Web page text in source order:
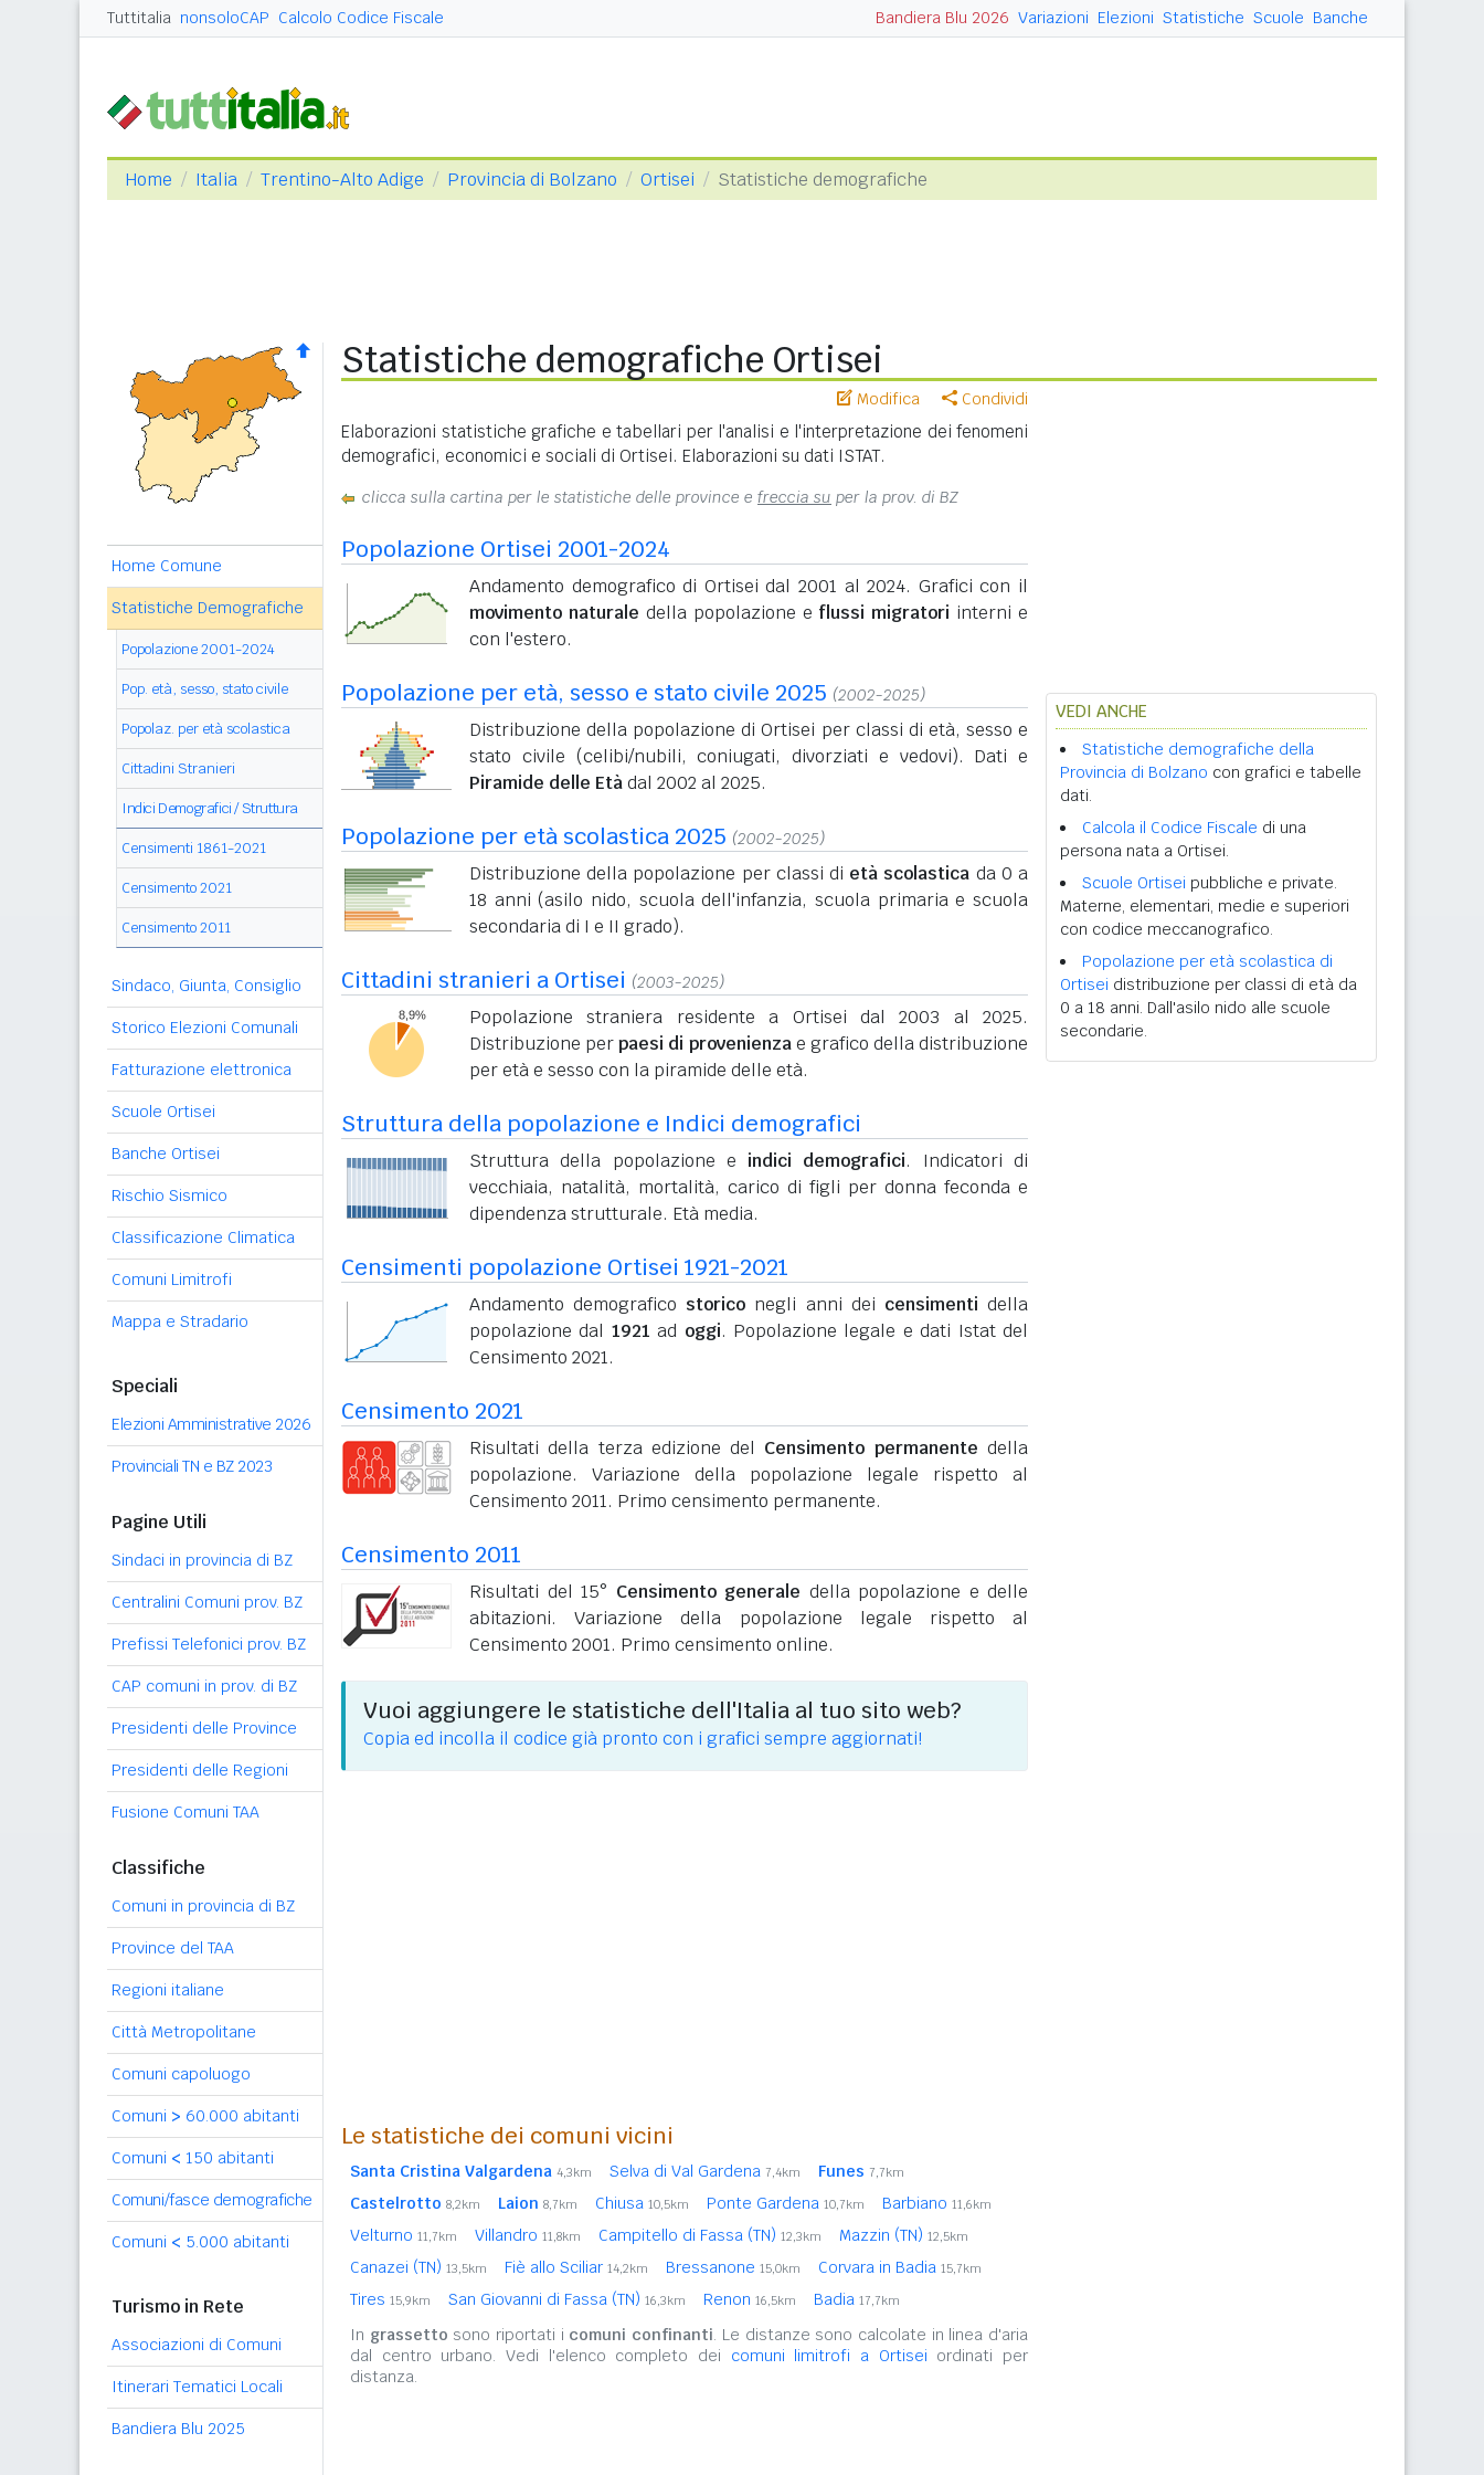
Tuttitalia nonsoloCAP Calcolo Codice Fiscale Bandiera Blu 2026 Variazioni Elezioni Statistiche Scuole Banche
Home Italia Trentino-Alto Adige Provincia di Bolzano Ortisei Statistiche demografiche
Home Comune
Statistiche Demografiche
Popolazione 2001-2024
Pop. età, sesso, stato civile
Popolaz. per età scolastica
Cittadini Stranieri
Indici Demografici / Struttura
Censimenti 1861-2021
Censimento 2021
Censimento 2011
Sindaco, Giunta, Consiglio
Storico Elezioni Comunali
Fatturazione elettronica
Scuole Ortisei
Banche Ortisei
Rischio Sismico
Classificazione Climatica
Comuni Limitrofi
Mappa e Stradario
Speciali
Elezioni Amministrative 2026
Provinciali TN e BZ 2023
Pagine Utili
Sindaci in provincia di BZ
Centralini Comuni prov. BZ
Prefissi Telefonici prov. BZ
CAP comuni in prov. di BZ
Presidenti delle Province
Presidenti delle Regioni
Fusione Comuni TAA
Classifiche
Comuni in provincia di BZ
Province del TAA
Regioni italiane
Città Metropolitane
Comuni capoluogo
Comuni > 60.000 abitanti
Comuni < 150 abitanti
Comuni/fasce demografiche
Comuni < 5.000 abitanti
Turismo in Rete
Associazioni di Comuni
Itinerari Tematici Locali
Bandiera Blu 2025
Statistiche demografiche Ortisei
Modifica Condividi
Elaborazioni statistiche grafiche e tabellari per l'analisi e l'interpretazione dei fenomeni
demografici, economici e sociali di Ortisei. Elaborazioni su dati ISTAT.
clicca sulla cartina per le statistiche delle province e freccia su per la prov. di BZ
Popolazione Ortisei 2001-2024
Andamento demografico di Ortisei dal 2001 al 2024. Grafici con il
movimento naturale della popolazione e flussi migratori interni e
con l'estero.
Popolazione per età, sesso e stato civile 2025 (2002-2025)
Distribuzione della popolazione di Ortisei per classi di età, sesso e
stato civile (celibi/nubili, coniugati, divorziati e vedovi). Dati e
Piramide delle Etàdal 2002 al 2025.
Popolazione per età scolastica 2025 (2002-2025)
Distribuzione della popolazione per classi di età scolastica da 0 a
18 anni (asilo nido, scuola dell'infanzia, scuola primaria e scuola
secondaria di I e II grado).
Cittadini stranieri a Ortisei (2003-2025)
Popolazione straniera residente a Ortisei dal 2003 al 2025.
Distribuzione perpaesi di provenienzae grafico della distribuzione
per età e sesso con la piramide delle età.
Struttura della popolazione e Indici demografici
Struttura della popolazione e indici demografici. Indicatori di
vecchiaia, natalità, mortalità, carico di figli per donna feconda e
dipendenza strutturale. Età media.
Censimenti popolazione Ortisei 1921-2021
Andamento demografico storico negli anni dei censimenti della
popolazione dal 1921 ad oggi. Popolazione legale e dati Istat del
Censimento 2021.
Censimento 2021
Risultati della terza edizione del Censimento permanente della
popolazione. Variazione della popolazione legale rispetto al
Censimento 2011. Primo censimento permanente.
Censimento 2011
Risultati del 15° Censimento generale della popolazione e delle
abitazioni. Variazione della popolazione legale rispetto al
Censimento 2001. Primo censimento online.
Vuoi aggiungere le statistiche dell'Italia al tuo sito web?
Copia ed incolla il codice già pronto con i grafici sempre aggiornati!
Le statistiche dei comuni vicini
Santa Cristina Valgardena 4,3km Selva di Val Gardena 7,4km Funes 7,7km
Castelrotto 8,2km Laion 8,7km Chiusa 10,5km Ponte Gardena 10,7km Barbiano 11,6km
Velturno 11,7km Villandro 11,8km Campitello di Fassa (TN) 12,3km Mazzin (TN) 12,5km
Canazei (TN) 13,5km Fiè allo Sciliar 14,2km Bressanone 15,0km Corvara in Badia 15,7km
Tires 15,9km San Giovanni di Fassa (TN) 16,3km Renon 16,5km Badia 17,7km
In grassetto sono riportati i comuni confinanti. Le distanze sono calcolate in linea d'aria
dal centro urbano. Vedi l'elenco completo dei comuni limitrofi a Ortisei ordinati per
distanza.
VEDI ANCHE
Statistiche demografiche della
Provincia di Bolzano con grafici e tabelle
dati.
Calcola il Codice Fiscale di una
persona nata a Ortisei.
Scuole Ortisei pubbliche e private.
Materne, elementari, medie e superiori
con codice meccanografico.
Popolazione per età scolastica di
Ortisei distribuzione per classi di età da
0 a 18 anni. Dall'asilo nido alle scuole
secondarie.